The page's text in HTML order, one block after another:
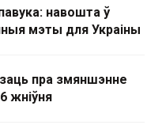
навошта ў
мэты для Украіны
пра змяншэнне
жніўня